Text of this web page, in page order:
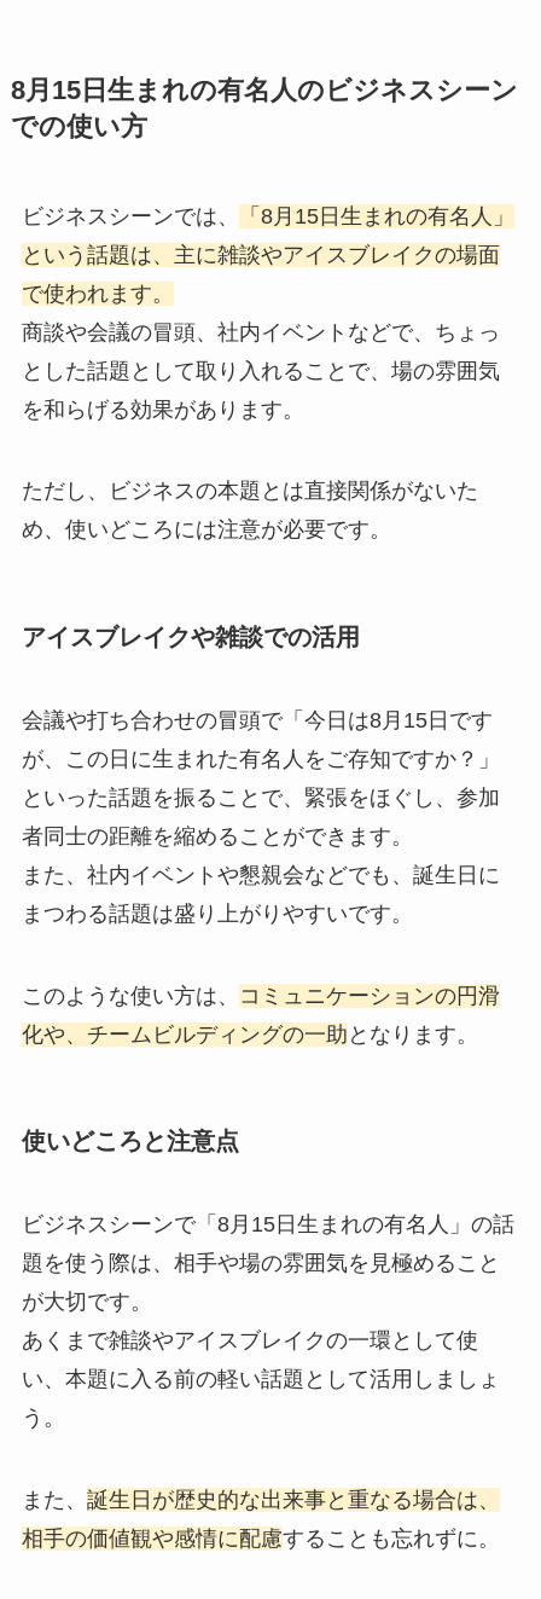
8月15日生まれの有名人のビジネスシーン
での使い方
ビジネスシーンでは、
「8月15日生まれの有名人」
という話題は、主に雑談やアイスブレイクの場面
で使われます。
商談や会議の冒頭、社内イベントなどで、ちょっ
とした話題として取り入れることで、場の雰囲気
を和らげる効果があります。
ただし、ビジネスの本題とは直接関係がないた
め、使いどころには注意が必要です。
アイスブレイクや雑談での活用
会議や打ち合わせの冒頭で「今日は8月15日です
が、この日に生まれた有名人をご存知ですか？」
といった話題を振ることで、緊張をほぐし、参加
者同士の距離を縮めることができます。
また、社内イベントや懇親会などでも、誕生日に
まつわる話題は盛り上がりやすいです。
このような使い方は、
コミュニケーションの円滑
化や、チームビルディングの一助 となります。
使いどころと注意点
ビジネスシーンで「8月15日生まれの有名人」の話
題を使う際は、相手や場の雰囲気を見極めること
が大切です。
あくまで雑談やアイスブレイクの一環として使
い、本題に入る前の軽い話題として活用しましょ
う。
また、 誕生日が歴史的な出来事と重なる場合は、
相手の価値観や感情に配慮することも忘れずに。